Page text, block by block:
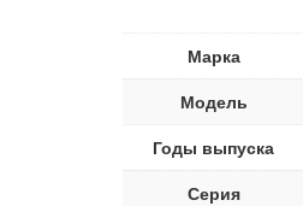
Марка
Модель
Годы выпуска
Серия